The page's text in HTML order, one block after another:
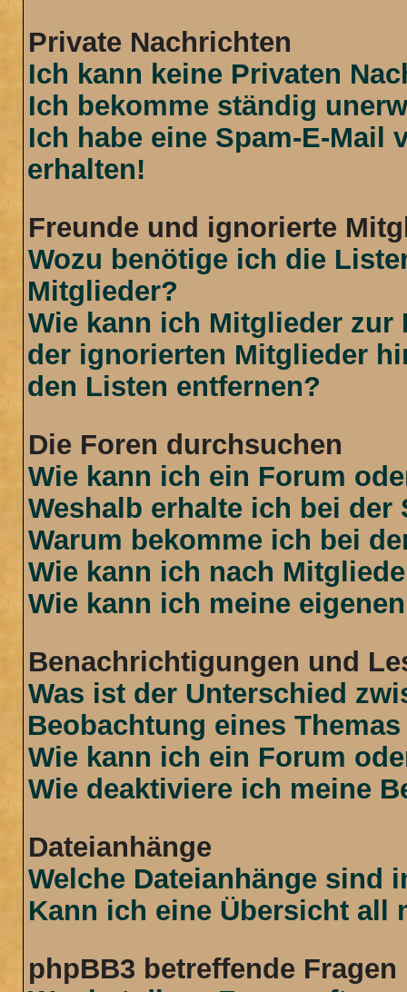
Private Nachrichten
Ich kann keine Privaten
Ich bekomme ständig
Ich habe eine Spam-E-Mail
erhalten!
Freunde und ignorierte
Wozu benötige ich die
Mitglieder?
Wie kann ich Mitglieder zur
der ignorierten Mitglieder
den Listen entfernen?
Die Foren durchsuchen
Wie kann ich ein Forum
Weshalb erhalte ich bei der
Warum bekomme ich bei
Wie kann ich nach
Wie kann ich meine
Benachrichtigungen und
Was ist der Unterschied
Beobachtung eines
Wie kann ich ein Forum
Wie deaktiviere ich meine
Dateianhänge
Welche Dateianhänge sind
Kann ich eine Übersicht all
phpBB3 betreffende Fragen